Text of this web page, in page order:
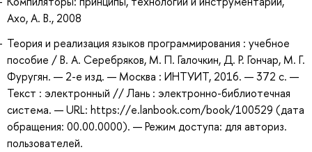
Ахо, А. В., 2008
Теория и реализация языков программирования : учебное
пособие / В. А. Серебряков, М. П. Галочкин, Д. Р. Гончар, М. Г.
Фуругян. — 2-е изд. — Москва : ИНТУИТ, 2016. — 372 с. —
Текст : электронный // Лань : электронно-библиотечная
система. — URL: https://e.lanbook.com/book/100529 (дата
обращения: 00.00.0000). — Режим доступа: для авториз.
пользователей.